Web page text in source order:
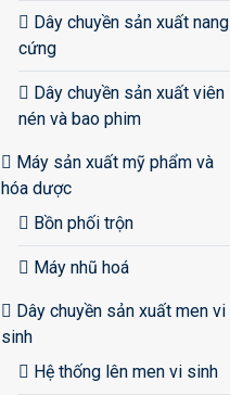
Dây chuyền sản xuất nang
cứng
Dây chuyền sản xuất viên
nén và bao phim
Máy sản xuất mỹ phẩm và
hóa dược
Bồn phối trộn
Máy nhũ hoá
Dây chuyền sản xuất men vi
sinh
Hệ thống lên men vi sinh